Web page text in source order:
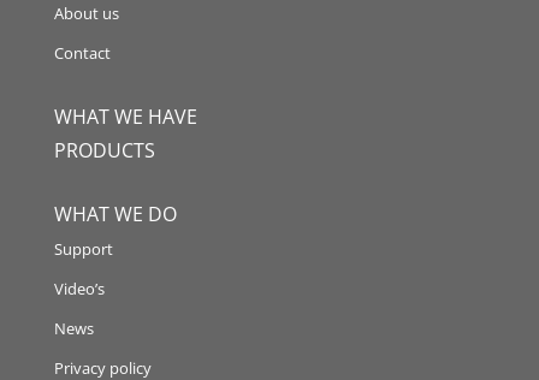
About us
Contact
WHAT WE HAVE
PRODUCTS
WHAT WE DO
Support
Video’s
News
Privacy policy